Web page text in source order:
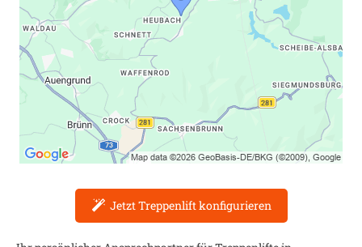
Jetzt Treppenlift konfigurieren